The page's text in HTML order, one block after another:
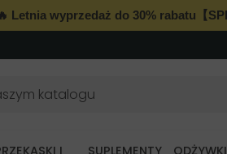
Letnia wyprzedaż do 30% rabatu【